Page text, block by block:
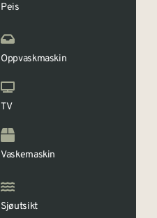
Peis
Oppvaskmaskin
TV
Vaskemaskin
Sjøutsikt